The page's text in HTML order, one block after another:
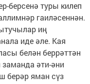
берсенә туры килеп
гаиләсеннән.
иң
иде әле. Кая
белән беррәттән
әти-әни
берәр яман сүз